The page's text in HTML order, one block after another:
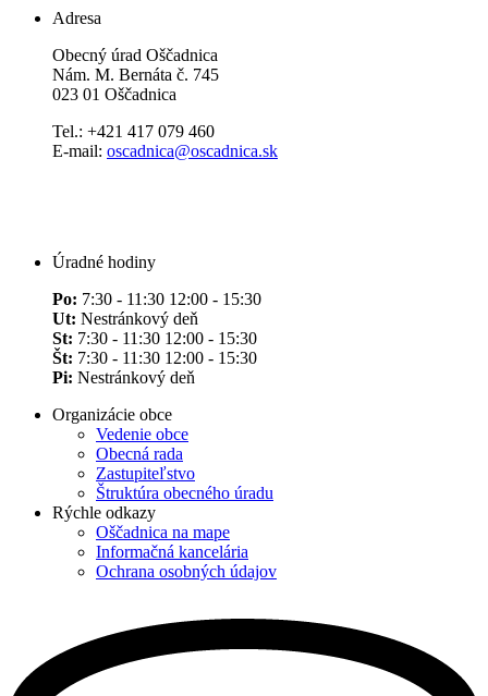
Adresa
Obecný úrad Oščadnica
Nám. M. Bernáta č. 745
023 01 Oščadnica
Tel.: +421 417 079 460
E-mail: oscadnica@oscadnica.sk
Úradné hodiny
Po: 7:30 - 11:30 12:00 - 15:30
Ut: Nestránkový deň
St: 7:30 - 11:30 12:00 - 15:30
Št: 7:30 - 11:30 12:00 - 15:30
Pi: Nestránkový deň
Organizácie obce
Vedenie obce
Obecná rada
Zastupiteľstvo
Štruktúra obecného úradu
Rýchle odkazy
Oščadnica na mape
Informačná kancelária
Ochrana osobných údajov